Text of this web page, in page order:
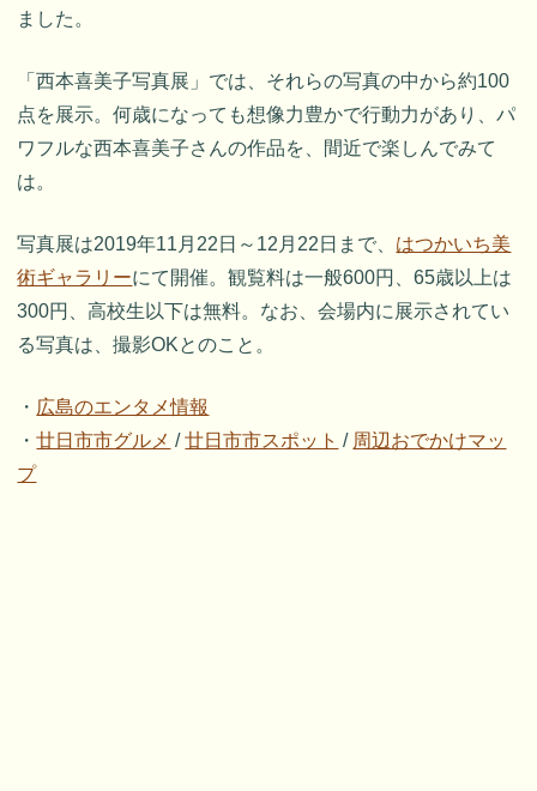
ました。
「西本喜美子写真展」では、それらの写真の中から約100
点を展示。何歳になっても想像力豊かで行動力があり、パ
ワフルな西本喜美子さんの作品を、間近で楽しんでみて
は。
写真展は2019年11月22日～12月22日まで、 はつかいち美
術ギャラリーにて開催。観覧料は一般600円、65歳以上は
300円、高校生以下は無料。なお、会場内に展示されてい
る写真は、撮影OKとのこと。
・ 広島のエンタメ情報
・廿日市市グルメ /廿日市市スポット / 周辺おでかけマッ
プ